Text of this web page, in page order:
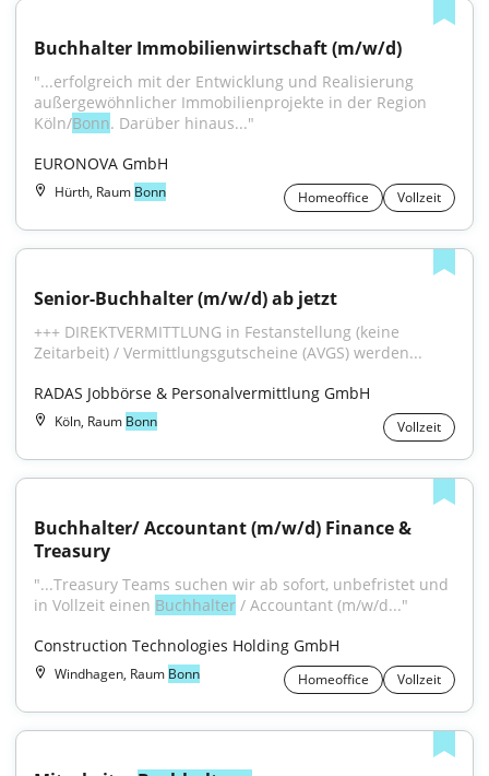
Buchhalter Immobilienwirtschaft (m/w/d)
"...erfolgreich mit der Entwicklung und Realisierung
außergewöhnlicher Immobilienprojekte in der Region
Köln/Bonn. Darüber hinaus..."
EURONOVA GmbH
Hürth, Raum Bonn Homeoffice Vollzeit
Senior-Buchhalter (m/w/d) ab jetzt
+++ DIREKTVERMITTLUNG in Festanstellung (keine
Zeitarbeit) / Vermittlungsgutscheine (AVGS) werden...
RADAS Jobbörse & Personalvermittlung GmbH
Köln, Raum Bonn Vollzeit
Buchhalter/ Accountant (m/w/d) Finance &
Treasury
"...Treasury Teams suchen wir ab sofort, unbefristet und
in Vollzeit einen Buchhalter / Accountant (m/w/d..."
Construction Technologies Holding GmbH
Windhagen, Raum Bonn Homeoffice Vollzeit